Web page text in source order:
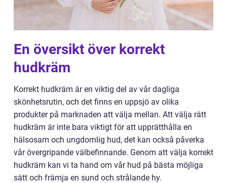
En översikt över korrekt
hudkräm
Korrekt hudkräm är en viktig del av vår dagliga
skönhetsrutin, och det finns en uppsjö av olika
produkter på marknaden att välja mellan. Att välja rätt
hudkräm är inte bara viktigt för att upprätthålla en
hälsosam och ungdomlig hud, det kan också påverka
vår övergripande välbefinnande. Genom att välja korrekt
hudkräm kan vi ta hand om vår hud på bästa möjliga
sätt och främja en sund och strålande hy.